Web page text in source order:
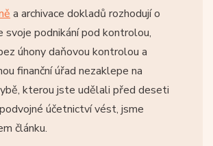
a archivace dokladů rozhodují o
svoje podnikání pod kontrolou,
úhony daňovou kontrolou a
finanční úřad nezaklepe na
kterou jste udělali před deseti
účetnictví vést, jsme
článku.